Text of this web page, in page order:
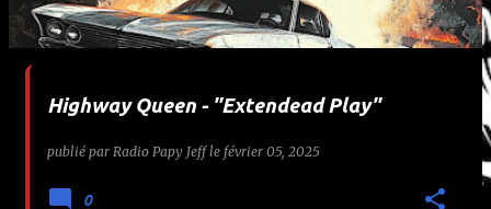
c
Highway Queen - "Extendead Play"
publié par Radio Papy Jeff le février 05, 2025
0